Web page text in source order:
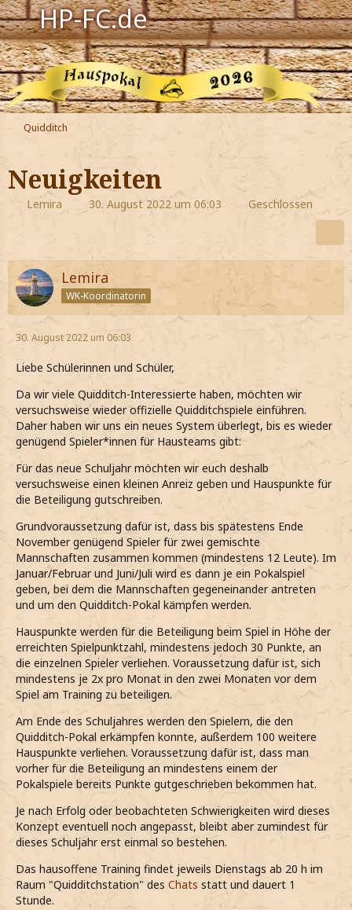
HP-FC.de
Navigation
Harry Potter
Der HP-FC
Hogwarts
Zauberwelt
Jetzt Fanclub-Mitglied werden!
Quidditch
Neuigkeiten
Lemira 30. August 2022 um 06:03 Geschlossen
Lemira
WK-Koordinatorin
30. August 2022 um 06:03
Liebe Schülerinnen und Schüler,
Da wir viele Quidditch-Interessierte haben, möchten wir
versuchsweise wieder offizielle Quidditchspiele einführen.
Daher haben wir uns ein neues System überlegt, bis es wieder
genügend Spieler*innen für Hausteams gibt:
Für das neue Schuljahr möchten wir euch deshalb
versuchsweise einen kleinen Anreiz geben und Hauspunkte für
die Beteiligung gutschreiben.
Grundvoraussetzung dafür ist, dass bis spätestens Ende
November genügend Spieler für zwei gemischte
Mannschaften zusammen kommen (mindestens 12 Leute). Im
Januar/Februar und Juni/Juli wird es dann je ein Pokalspiel
geben, bei dem die Mannschaften gegeneinander antreten
und um den Quidditch-Pokal kämpfen werden.
Hauspunkte werden für die Beteiligung beim Spiel in Höhe der
erreichten Spielpunktzahl, mindestens jedoch 30 Punkte, an
die einzelnen Spieler verliehen. Voraussetzung dafür ist, sich
mindestens je 2x pro Monat in den zwei Monaten vor dem
Spiel am Training zu beteiligen.
Am Ende des Schuljahres werden den Spielern, die den
Quidditch-Pokal erkämpfen konnte, außerdem 100 weitere
Hauspunkte verliehen. Voraussetzung dafür ist, dass man
vorher für die Beteiligung an mindestens einem der
Pokalspiele bereits Punkte gutgeschrieben bekommen hat.
Je nach Erfolg oder beobachteten Schwierigkeiten wird dieses
Konzept eventuell noch angepasst, bleibt aber zumindest für
dieses Schuljahr erst einmal so bestehen.
Das hausoffene Training findet jeweils Dienstags ab 20 h im
Raum "Quidditchstation" des Chats statt und dauert 1
Stunde.